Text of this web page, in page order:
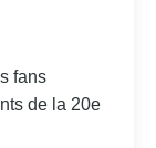
fans
de la 20e